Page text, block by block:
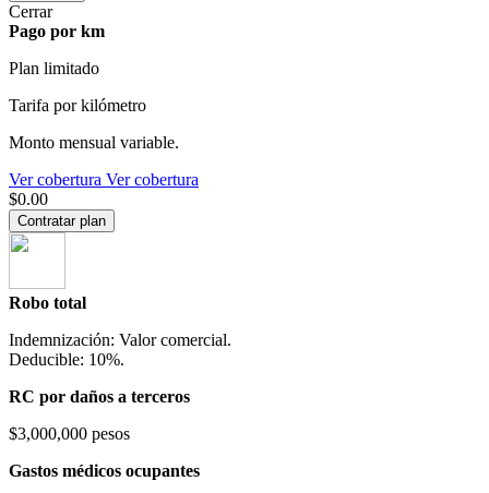
Cerrar
Pago por km
Plan limitado
Tarifa por kilómetro
Monto mensual variable.
Ver cobertura Ver cobertura
$0.00
Contratar plan
Robo total
Indemnización: Valor comercial.
Deducible: 10%.
RC por daños a terceros
$3,000,000 pesos
Gastos médicos ocupantes